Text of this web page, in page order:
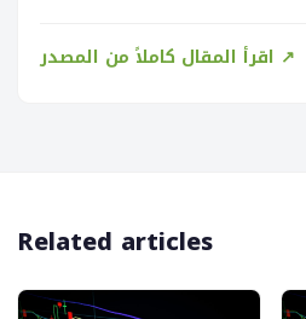
اقرأ المقال كاملاً من المصدر ↗
Related articles